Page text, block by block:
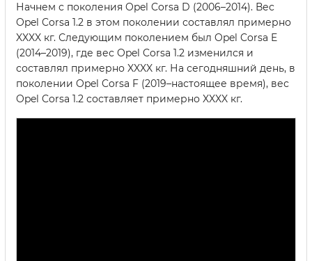
Начнем с поколения Opel Corsa D (2006–2014). Вес
Opel Corsa 1.2 в этом поколении составлял примерно
XXXX кг. Следующим поколением был Opel Corsa E
(2014–2019), где вес Opel Corsa 1.2 изменился и
составлял примерно XXXX кг. На сегодняшний день, в
поколении Opel Corsa F (2019–настоящее время), вес
Opel Corsa 1.2 составляет примерно XXXX кг.